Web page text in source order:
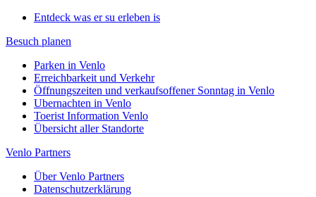
Entdeck was er su erleben is
Besuch planen
Parken in Venlo
Erreichbarkeit und Verkehr
Öffnungszeiten und verkaufsoffener Sonntag in Venlo
Ubernachten in Venlo
Toerist Information Venlo
Übersicht aller Standorte
Venlo Partners
Über Venlo Partners
Datenschutzerklärung